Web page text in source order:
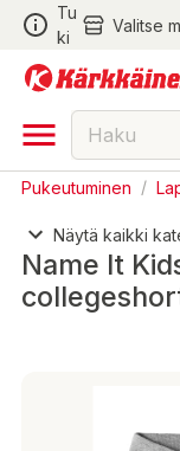
Tu
ki
Valitse
Pukeutuminen /
Näytä kaikki
Name It